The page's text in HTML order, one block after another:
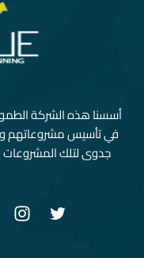
أسسنا هذه الشركة
في تأسيس مشروعاتهم و
جدوى لتلك المشروعات